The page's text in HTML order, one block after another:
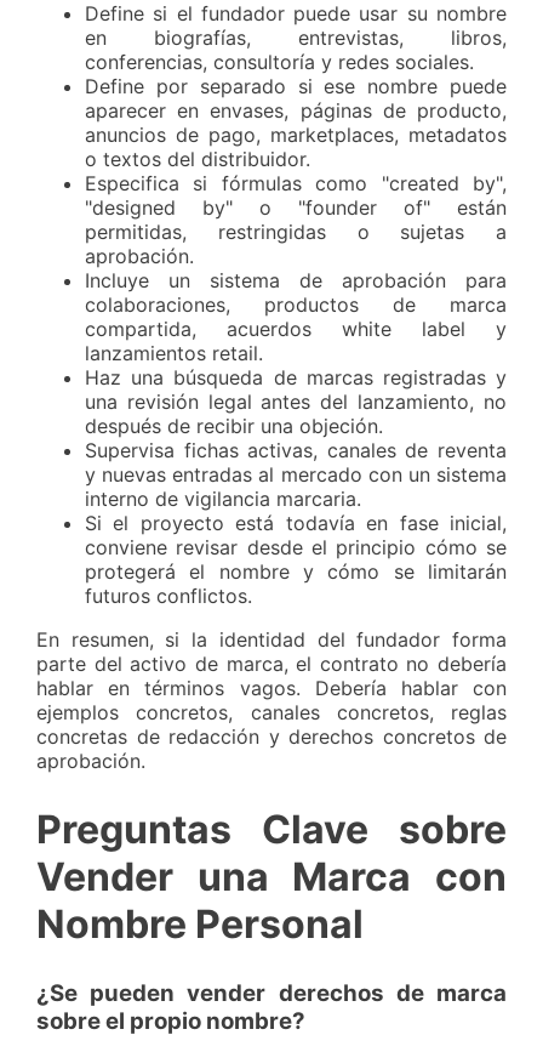
Define si el fundador puede usar su nombre
en biografías, entrevistas, libros,
conferencias, consultoría y redes sociales.
Define por separado si ese nombre puede
aparecer en envases, páginas de producto,
anuncios de pago, marketplaces, metadatos
o textos del distribuidor.
Especifica si fórmulas como "created by",
"designed by" o "founder of" están
permitidas, restringidas o sujetas a
aprobación.
Incluye un sistema de aprobación para
colaboraciones, productos de marca
compartida, acuerdos white label y
lanzamientos retail.
Haz una búsqueda de marcas registradasy
una revisión legal antes del lanzamiento, no
después de recibir una objeción.
Supervisa fichas activas, canales de reventa
y nuevas entradas al mercado con un sistema
interno de vigilancia marcaria.
Si el proyecto está todavía en fase inicial,
conviene revisar desde el principio cómo se
protegerá el nombre y cómo se limitarán
futuros conflictos.
En resumen, si la identidad del fundador forma
parte del activo de marca, el contrato no debería
hablar en términos vagos. Debería hablar con
ejemplos concretos, canales concretos, reglas
concretas de redacción y derechos concretos de
aprobación.
Preguntas Clave sobre
Vender una Marca con
Nombre Personal
¿Se pueden vender derechos de marca
sobre el propio nombre?